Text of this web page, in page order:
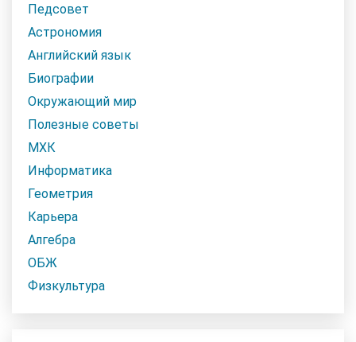
Педсовет
Астрономия
Английский язык
Биографии
Окружающий мир
Полезные советы
МХК
Информатика
Геометрия
Карьера
Алгебра
ОБЖ
Физкультура